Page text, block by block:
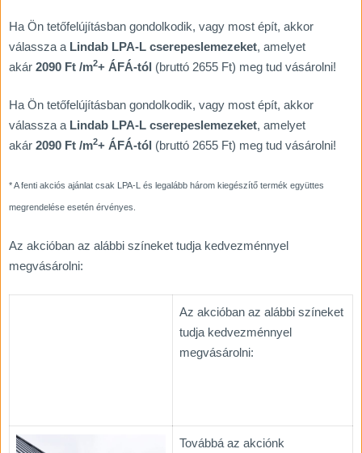
Ha Ön tetőfelújításban gondolkodik, vagy most épít, akkor
válassza a Lindab LPA-L cserepeslemezeket, amelyet
akár 2090 Ft /m2+ ÁFÁ-tól (bruttó 2655 Ft) meg tud vásárolni!
Ha Ön tetőfelújításban gondolkodik, vagy most épít, akkor
válassza a Lindab LPA-L cserepeslemezeket, amelyet
akár 2090 Ft /m2+ ÁFÁ-tól (bruttó 2655 Ft) meg tud vásárolni!
* A fenti akciós ajánlat csak LPA-L és legalább három kiegészítő termék együttes
megrendelése esetén érvényes.
Az akcióban az alábbi színeket tudja kedvezménnyel
megvásárolni:
Az akcióban az alábbi színeket
tudja kedvezménnyel
megvásárolni:
Továbbá az akciónk